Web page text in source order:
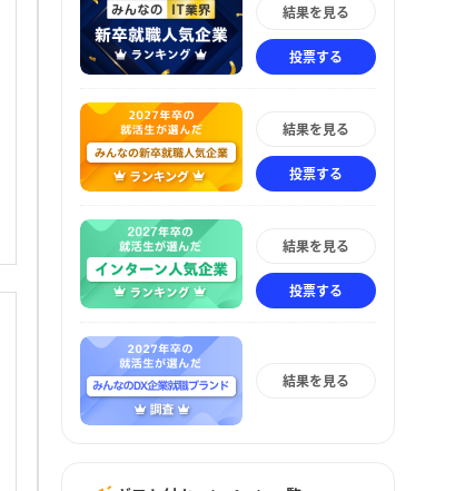
結果を見る
投票する
結果を見る
投票する
結果を見る
投票する
結果を見る